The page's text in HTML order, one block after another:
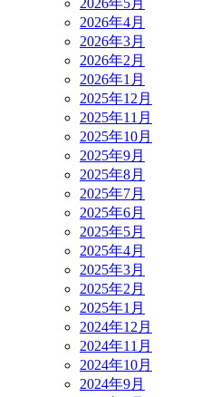
2026年5月
2026年4月
2026年3月
2026年2月
2026年1月
2025年12月
2025年11月
2025年10月
2025年9月
2025年8月
2025年7月
2025年6月
2025年5月
2025年4月
2025年3月
2025年2月
2025年1月
2024年12月
2024年11月
2024年10月
2024年9月